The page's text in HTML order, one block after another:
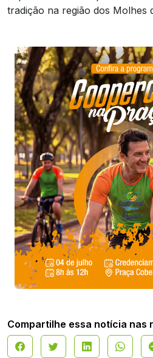
tradição na região dos Molhes
Compartilhe essa notícia nas